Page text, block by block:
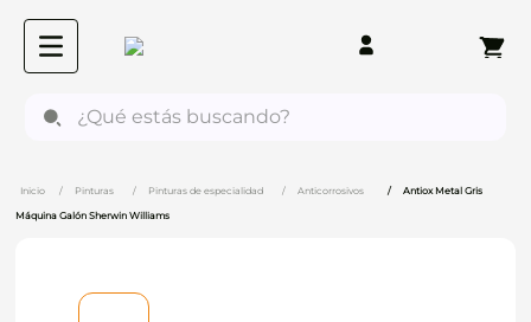
Pinturas Pinturas de especialidad Anticorrosivos Antiox Metal Gris
Máquina Galón Sherwin Williams